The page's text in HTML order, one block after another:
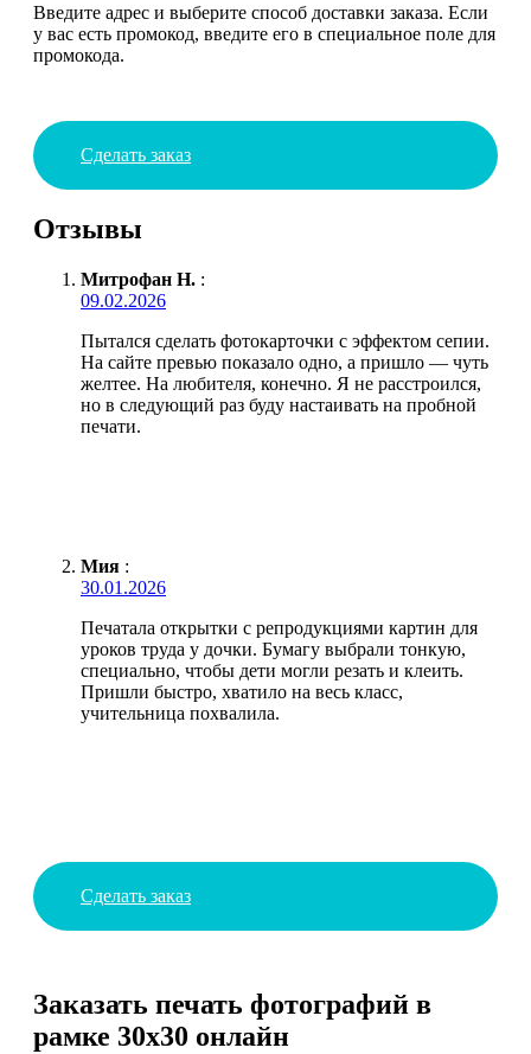
Введите адрес и выберите способ доставки заказа. Если
у вас есть промокод, введите его в специальное поле для
промокода.
Сделать заказ
Отзывы
Митрофан Н. :
09.02.2026
Пытался сделать фотокарточки с эффектом сепии.
На сайте превью показало одно, а пришло — чуть
желтее. На любителя, конечно. Я не расстроился,
но в следующий раз буду настаивать на пробной
печати.
Мия :
30.01.2026
Печатала открытки с репродукциями картин для
уроков труда у дочки. Бумагу выбрали тонкую,
специально, чтобы дети могли резать и клеить.
Пришли быстро, хватило на весь класс,
учительница похвалила.
Сделать заказ
Заказать печать фотографий в
рамке 30х30 онлайн